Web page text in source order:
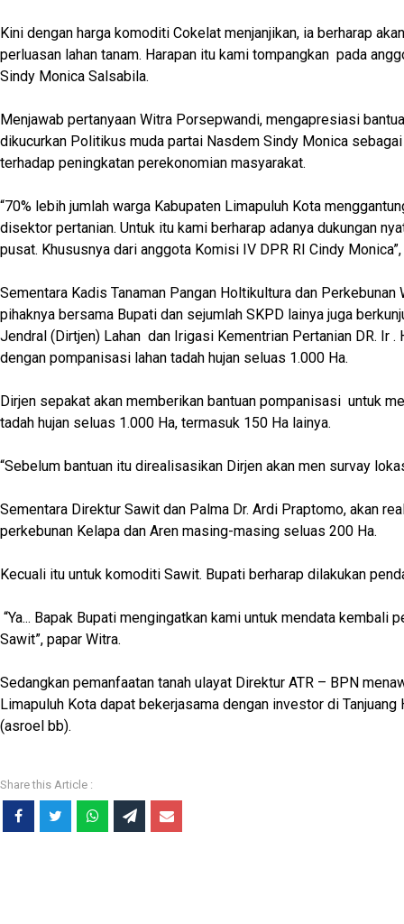
Kini dengan harga komoditi Cokelat menjanjikan, ia berharap
perluasan lahan tanam. Harapan itu kami tompangkan pada
Sindy Monica Salsabila.
Menjawab pertanyaan Witra Porsepwandi, mengapresiasi
dikucurkan Politikus muda partai Nasdem Sindy Monica
terhadap peningkatan perekonomian masyarakat.
“70% lebih jumlah warga Kabupaten Limapuluh Kota
disektor pertanian. Untuk itu kami berharap adanya dukungan
pusat. Khususnya dari anggota Komisi IV DPR RI Cindy
Sementara Kadis Tanaman Pangan Holtikultura dan Perkebunan
pihaknya bersama Bupati dan sejumlah SKPD lainya juga
Jendral (Dirtjen) Lahan dan Irigasi Kementrian Pertanian DR. Ir .
dengan pompanisasi lahan tadah hujan seluas 1.000 Ha.
Dirjen sepakat akan memberikan bantuan pompanisasi untuk
tadah hujan seluas 1.000 Ha, termasuk 150 Ha lainya.
“Sebelum bantuan itu direalisasikan Dirjen akan men survay
Sementara Direktur Sawit dan Palma Dr. Ardi Praptomo, akan
perkebunan Kelapa dan Aren masing-masing seluas 200 Ha.
Kecuali itu untuk komoditi Sawit. Bupati berharap dilakukan
“Ya... Bapak Bupati mengingatkan kami untuk mendata kembali
Sawit”, papar Witra.
Sedangkan pemanfaatan tanah ulayat Direktur ATR – BPN
Limapuluh Kota dapat bekerjasama dengan investor di Tanjuang
(asroel bb).